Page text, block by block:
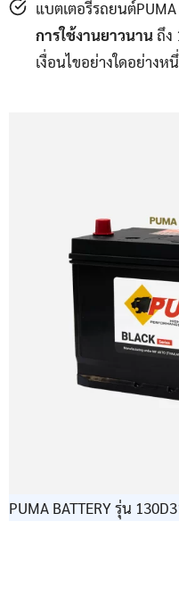
แบตเตอรี่รถยนต์
การใช้งานยาวนานถึง
เงื่อนไขอย่างใดอย่างห
PUMA BATTERY รุ่น